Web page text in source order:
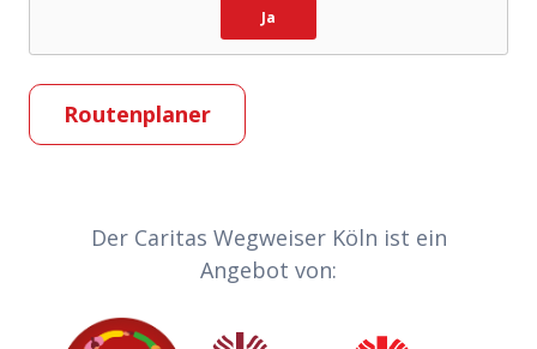
Ja
Routenplaner
Partner-LinksDer Caritas Wegweiser Köln ist ein
Angebot von:
Caritas